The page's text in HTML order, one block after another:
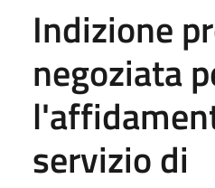
Indizione
negoziata
servizio di